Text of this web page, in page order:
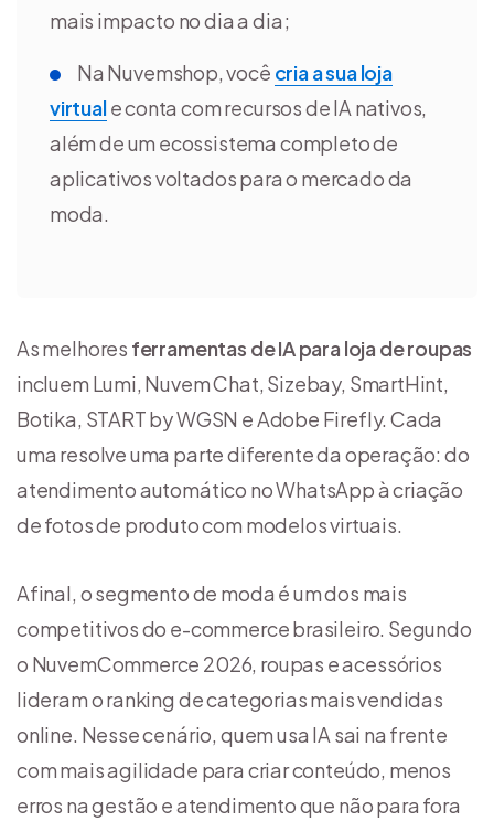
mais impacto no dia a dia;
Na Nuvemshop, você cria a sua loja
virtuale conta com recursos de IA nativos,
além de um ecossistema completo de
aplicativos voltados para o mercado da
moda.
As melhores ferramentas de IA para loja de roupas
incluem Lumi, Nuvem Chat, Sizebay, SmartHint,
Botika, START by WGSN e Adobe Firefly. Cada
uma resolve uma parte diferente da operação: do
atendimento automático no WhatsApp à criação
de fotos de produto com modelos virtuais.
Afinal, o segmento de moda é um dos mais
competitivos do e-commerce brasileiro. Segundo
o NuvemCommerce 2026, roupas e acessórios
lideram o ranking de categorias mais vendidas
online. Nesse cenário, quem usa IA sai na frente
com mais agilidade para criar conteúdo, menos
erros na gestão e atendimento que não para fora